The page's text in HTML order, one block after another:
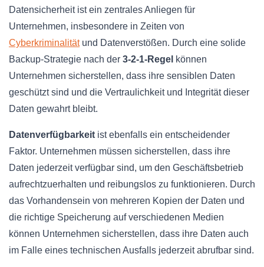
Datensicherheit ist ein zentrales Anliegen für
Unternehmen, insbesondere in Zeiten von
Cyberkriminalitätund Datenverstößen. Durch eine solide
Backup-Strategie nach der 3-2-1-Regel können
Unternehmen sicherstellen, dass ihre sensiblen Daten
geschützt sind und die Vertraulichkeit und Integrität dieser
Daten gewahrt bleibt.
Datenverfügbarkeit ist ebenfalls ein entscheidender
Faktor. Unternehmen müssen sicherstellen, dass ihre
Daten jederzeit verfügbar sind, um den Geschäftsbetrieb
aufrechtzuerhalten und reibungslos zu funktionieren. Durch
das Vorhandensein von mehreren Kopien der Daten und
die richtige Speicherung auf verschiedenen Medien
können Unternehmen sicherstellen, dass ihre Daten auch
im Falle eines technischen Ausfalls jederzeit abrufbar sind.